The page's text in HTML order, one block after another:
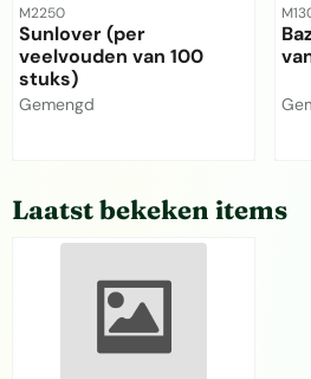
Artikelnummer
M2250
Sunlover (per
veelvouden van 100
stuks)
Merk:
Gemengd
Laatst bekeken items